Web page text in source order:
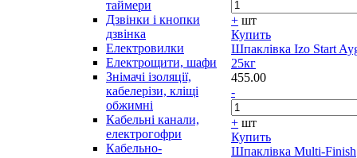
таймери
Дзвінки і кнопки
дзвінка
Електровилки
Електрощити, шафи
Знімачі ізоляції,
кабелерізи, кліщі
обжимні
Кабельні канали,
електрогофри
Кабельно-
+ шт
Купить
Шпаклівка Izo Start
25кг
455.00
-
+ шт
Купить
Шпаклівка Multi-Finish